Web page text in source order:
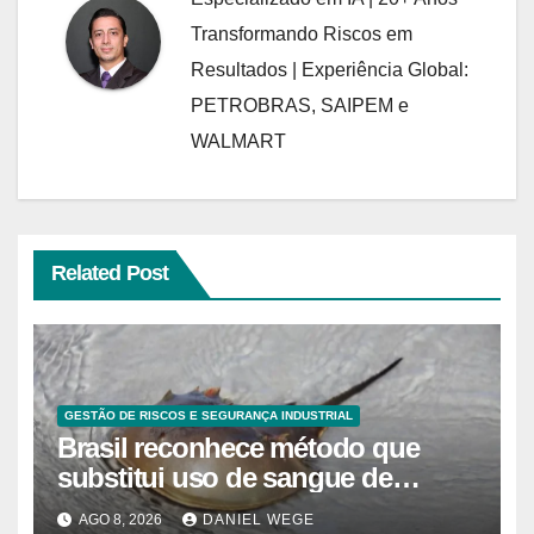
Transformando Riscos em
Resultados | Experiência Global:
PETROBRAS, SAIPEM e
WALMART
Related Post
GESTÃO DE RISCOS E SEGURANÇA INDUSTRIAL
Brasil reconhece método que
substitui uso de sangue de
caranguejo-ferradura em testes
AGO 8, 2026 DANIEL WEGE